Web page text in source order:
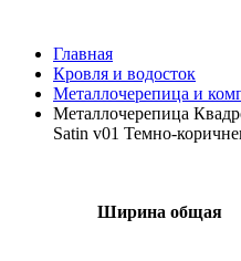
Главная
Кровля и водосток
Металлочерепица и
Металлочерепица
Satin v01 Темно-
Ширина общая